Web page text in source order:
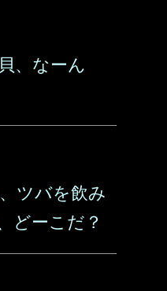
、なーん
ツバを飲み
どーこだ？